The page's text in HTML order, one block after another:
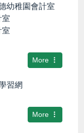
幼稚園會計室
More
習網
More